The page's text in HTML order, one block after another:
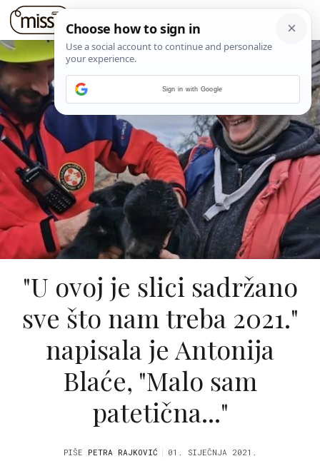
"U ovoj je slici sadržano
sve što nam treba 2021."
napisala je Antonija
Blaće, "Malo sam
patetična..."
PIŠE PETRA RAJKOVIĆ 01. SIJEČNJA 2021.
Sign in with Google